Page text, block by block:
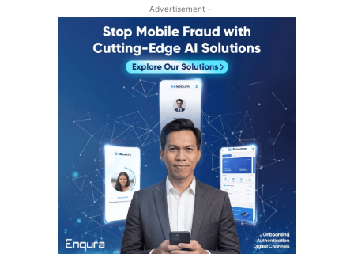
- Advertisement -